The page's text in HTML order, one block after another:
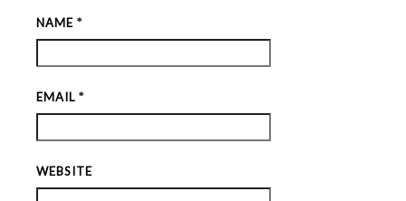
NAME*
EMAIL*
WEBSITE